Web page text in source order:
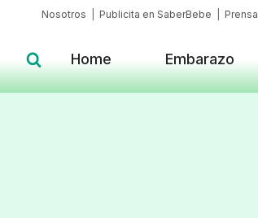
content
Nosotros Publicita en SaberBebe Prensa
Home Embarazo